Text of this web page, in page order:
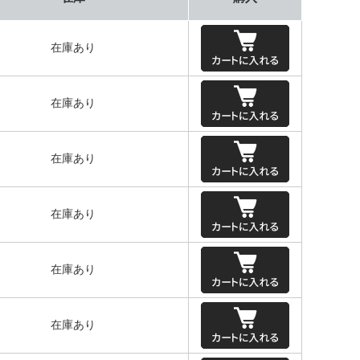
在庫あり
在庫あり
在庫あり
在庫あり
在庫あり
在庫あり